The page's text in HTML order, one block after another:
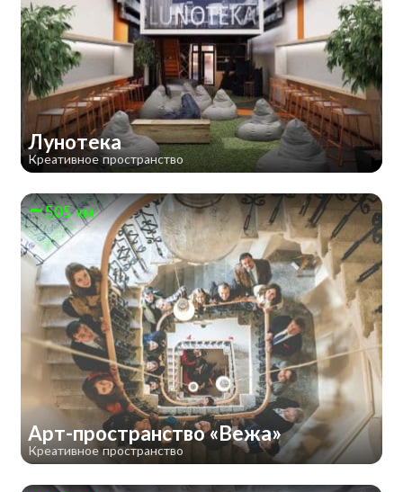
Лунотека
Креативное пространство
505 км
Арт-пространство «Вежа»
Креативное пространство